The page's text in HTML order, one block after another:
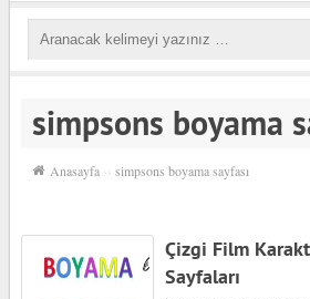
simpsons boyama
Anasayfa ›› simpsons boyama sayfası
Çizgi Film
Sayfaları